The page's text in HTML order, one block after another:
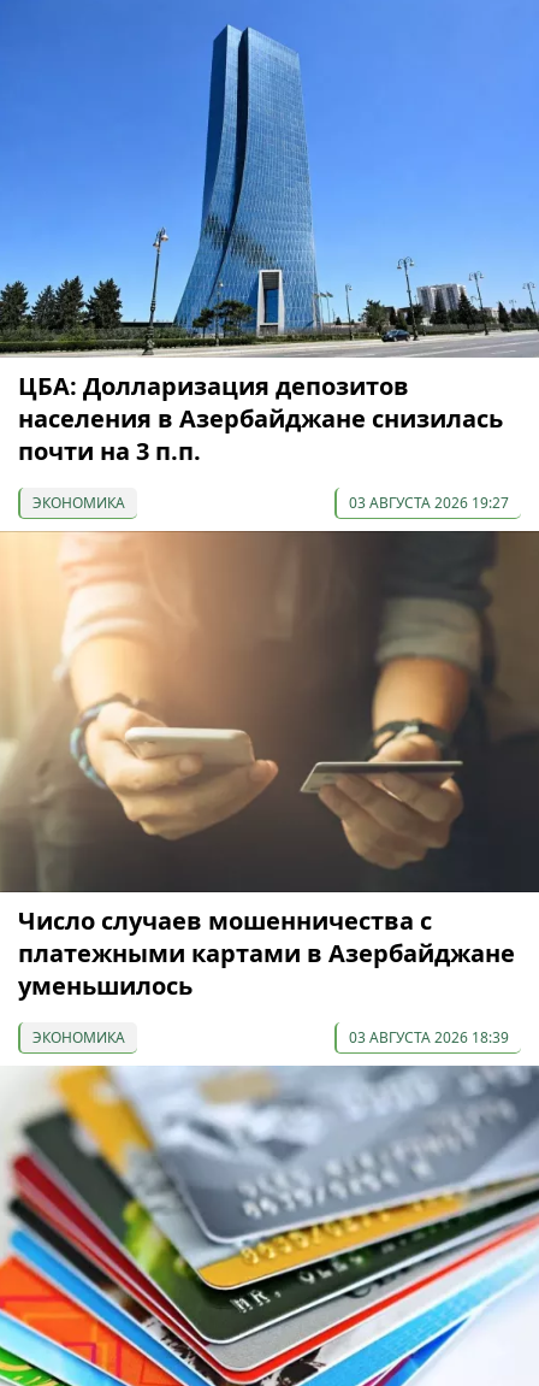
ЦБА: Долларизация депозитов
населения в Азербайджане снизилась
почти на 3 п.п.
ЭКОНОМИКА 03 АВГУСТА 2026 19:27
Число случаев мошенничества с
платежными картами в Азербайджане
уменьшилось
ЭКОНОМИКА 03 АВГУСТА 2026 18:39